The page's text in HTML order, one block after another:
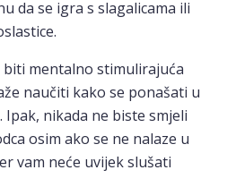
da se igra s slagalicama ili
mentalno stimulirajuća
naučiti kako se ponašati u
nikada ne biste smjeli
osim ako se ne nalaze u
vam neće uvijek slušati